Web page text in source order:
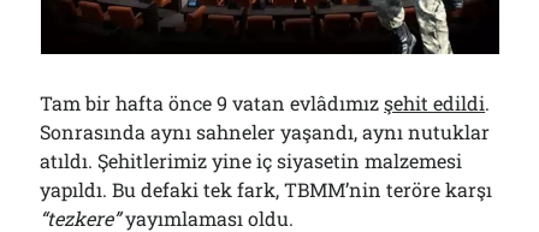
Bölmediğiniz Bir O Kalmıştı!..
Arşivler
Arşivler
Tam bir hafta önce 9 vatan evlâdımızşehit edildi.
Sonrasında aynı sahneler yaşandı, aynı nutuklar
atıldı. Şehitlerimiz yine iç siyasetin malzemesi
yapıldı. Bu defaki tek fark, TBMM’nin teröre karşı
“tezkere”yayımlaması oldu.